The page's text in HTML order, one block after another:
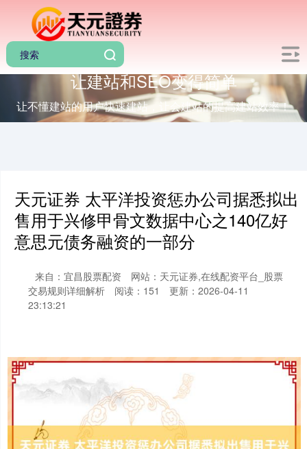
让建站和SEO变得简单
让不懂建站的用户快速建站，让会建站的提高建站效率！
天元证券 太平洋投资惩办公司据悉拟出
售用于兴修甲骨文数据中心之140亿好
意思元债务融资的一部分
来自：宜昌股票配资
网站：天元证券,在线配资平台_股票
交易规则详细解析
阅读：151
更新：2026-04-11
23:13:21